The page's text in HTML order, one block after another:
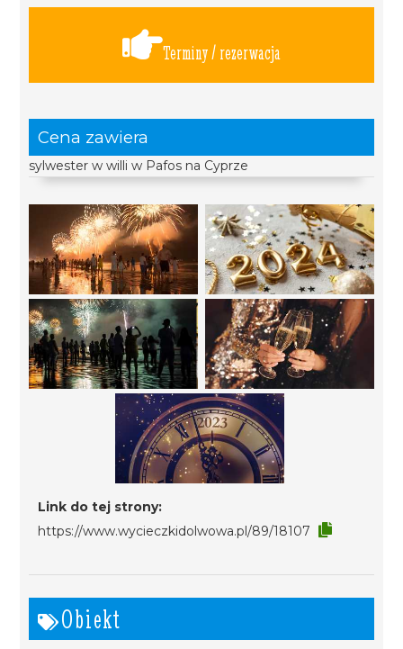
Terminy / rezerwacja
Cena zawiera
sylwester w willi w Pafos na Cyprze
Link do tej strony:
https://www.wycieczkidolwowa.pl/89/18107
Obiekt